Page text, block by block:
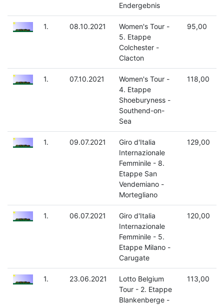
Endergebnis
1. 08.10.2021
Women's Tour -
5. Etappe
Colchester -
Clacton
95,00
1. 07.10.2021
Women's Tour -
4. Etappe
Shoeburyness -
Southend-on-
Sea
118,00
1. 09.07.2021
Giro d'Italia
Internazionale
Femminile - 8.
Etappe San
Vendemiano -
Mortegliano
129,00
1. 06.07.2021
Giro d'Italia
Internazionale
Femminile - 5.
Etappe Milano -
Carugate
120,00
1. 23.06.2021
Lotto Belgium
Tour - 2. Etappe
Blankenberge -
113,00